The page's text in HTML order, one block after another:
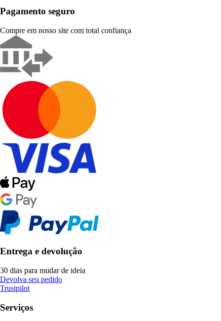
Pagamento seguro
Compre em nosso site com total confiança
Entrega e devolução
30 dias para mudar de ideia
Devolva seu pedido
Trustpilot
Serviços